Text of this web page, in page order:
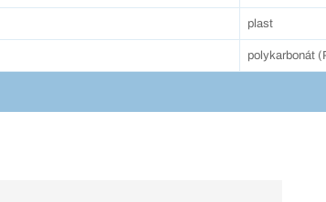
plast
polykarbonát